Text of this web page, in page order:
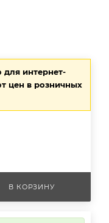
для интернет-
цен в розничных
В КОРЗИНУ